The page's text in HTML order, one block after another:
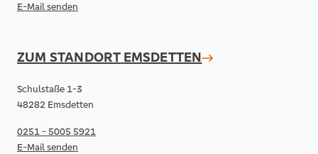
E-Mail senden
ZUM STANDORT EMSDETTEN
Schulstaße 1-3
48282 Emsdetten
0251 - 5005 5921
E-Mail senden